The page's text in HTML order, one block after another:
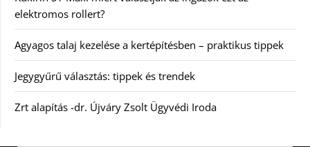
elektromos rollert?
Agyagos talaj kezelése a kertépítésben – praktikus tippek
Jegygyűrű választás: tippek és trendek
Zrt alapítás -dr. Újváry Zsolt Ügyvédi Iroda